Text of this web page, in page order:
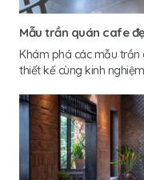
Mẫu trần quán cafe
Khám phá các mẫu
thiết kế cùng kinh nghiệm